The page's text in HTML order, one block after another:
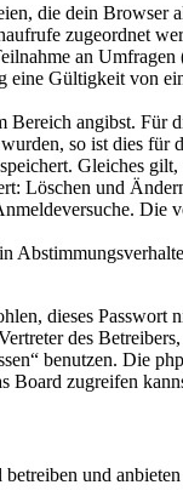
die dein Browser
zugeordnet
an
Gültigkeit von
angibst. Für
so ist dies für
Gleiches
Löschen und
dieses
des
benutzen. Die
Board zugreifen
und